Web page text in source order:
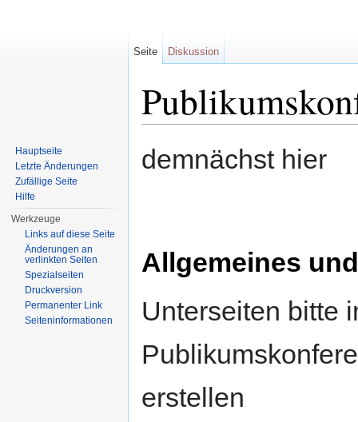
demnächst hier
Allgemeines
Unterseiten bitte
erstellen
Seite Diskussion
Hauptseite
Letzte Änderungen
Zufällige Seite
Hilfe
Werkzeuge
Links auf diese Seite
Änderungen an
verlinkten Seiten
Spezialseiten
Druckversion
Permanenter Link
Seiten­informationen